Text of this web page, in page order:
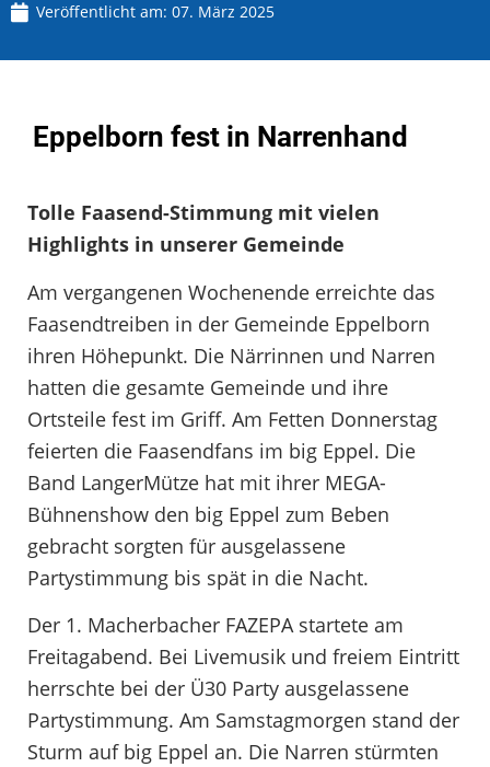
Veröffentlicht am: 07. März 2025
Eppelborn fest in Narrenhand
Tolle Faasend-Stimmung mit vielen
Highlights in unserer Gemeinde
Am vergangenen Wochenende erreichte das
Faasendtreiben in der Gemeinde Eppelborn
ihren Höhepunkt. Die Närrinnen und Narren
hatten die gesamte Gemeinde und ihre
Ortsteile fest im Griff. Am Fetten Donnerstag
feierten die Faasendfans im big Eppel. Die
Band LangerMütze hat mit ihrer MEGA-
Bühnenshow den big Eppel zum Beben
gebracht sorgten für ausgelassene
Partystimmung bis spät in die Nacht.
Der 1. Macherbacher FAZEPA startete am
Freitagabend. Bei Livemusik und freiem Eintritt
herrschte bei der Ü30 Party ausgelassene
Partystimmung. Am Samstagmorgen stand der
Sturm auf big Eppel an. Die Narren stürmten